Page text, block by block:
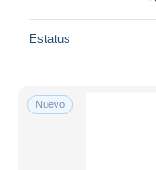
Estatus
Nuevo